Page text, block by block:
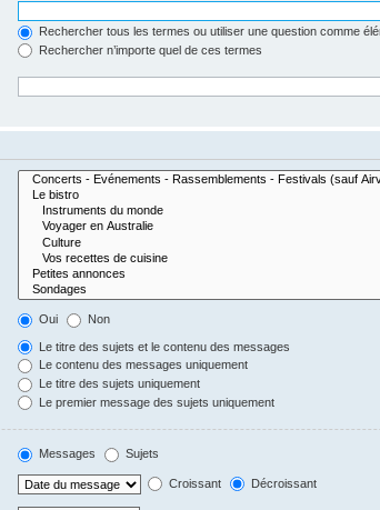
Rechercher tous les termes ou utiliser une question comme
Rechercher n’importe quel de ces termes
Oui Non
Le titre des sujets et le contenu des messages
Le contenu des messages uniquement
Le titre des sujets uniquement
Le premier message des sujets uniquement
Messages Sujets
Croissant Décroissant